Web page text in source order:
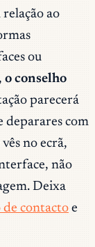
ao
ou
o conselho
parecerá
deparares com
no ecrã,
não
Deixa
contacto e